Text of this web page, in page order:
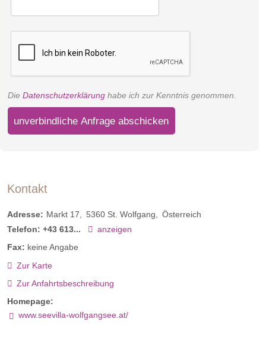
Die Datenschutzerklärung habe ich zur Kenntnis genommen.
unverbindliche Anfrage abschicken
Kontakt
Adresse: Markt 17 5360 St. Wolfgang
Österreich
Telefon: +43 613...
anzeigen
Fax: keine Angabe
Zur Karte
Zur Anfahrtsbeschreibung
Homepage:
www.seevilla-wolfgangsee.at/